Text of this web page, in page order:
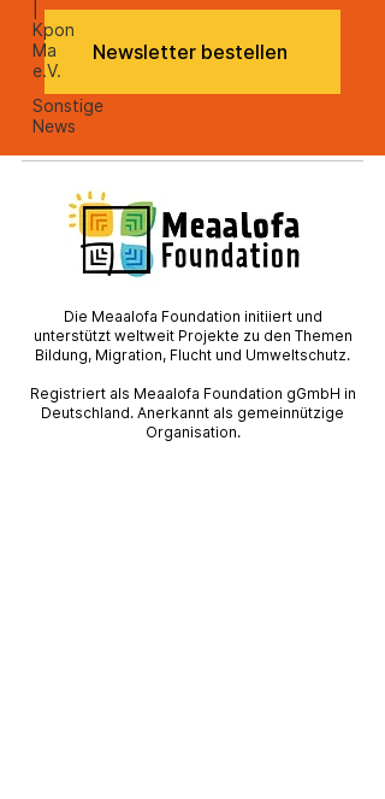
Kpon
Ma
e.V.
Sonstige
News
Newsletter bestellen
Die Meaalofa Foundation initiiert und
unterstützt weltweit Projekte zu den Themen
Bildung, Migration, Flucht und Umweltschutz.
Registriert als Meaalofa Foundation gGmbH in
Deutschland. Anerkannt als gemeinnützige
Organisation.